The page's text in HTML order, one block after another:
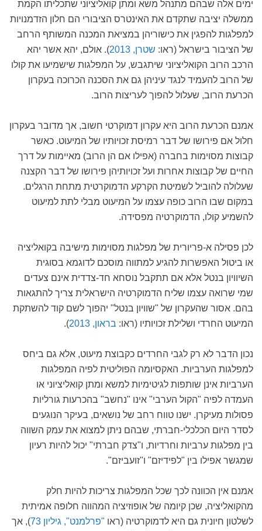
ימים אלה שבהם מתנהל משא ומתן קואליציוני שתכליתו הקמת
ממשלה יציבה שתקדם את האינטרס הציבורי הם חלון הזדמנויות
למפלגות להפגין את כישוריהן במציאת המכנה המשותף הרחב
של הציבור בישראל (ראו: שטרן, 2013
). אולם, יהא אשר יהא
הרכב הרוב הקואליציוני שיתגבש, על המפלגות שישמיעו את קולו
של הרוב להעמיד לנגד עיניהן גם את הסכנה הכרוכה בעקרון
הכרעת הרוב, שעלול להפוך לעריצות הרוב.
אמנם הכרעת הרוב היא עקרון דמוקרטי חשוב, אך מדובר בעקרון
חלול אם פירושו של דבר רמיסת זכויותיו של המיעוט. כאשר
קבוצות מסוימות בחברה (אפילו אם הן הרוב) מאיימות על דרך
החיים של קבוצות אחרות ועל זכויותיהן פירושו של דבר הקצנה
שעלולה להוביל לשמיטת הקרקע הדמוקרטית מתחת הרגלים.
במקום שבו הרוב כופה עצמו על המיעוט מבלי לתת למיעוט
להשמיע קולו, הדמוקרטיה מפסידה.
לכן פסילה א-פריורית של מפלגות מסוימות מישיבה בקואליציה
או ביטול האפשרות להגיע למתווה מוסכם לדוגמא בסוגית
השיוויון בנטל אלא אם תתקבל נוסחא חד-צדדית אינם צעדים
שמי שרואה עצמו שליח הדמוקרטיה הישראלית צריך להתגאות
בהם. אסור שהעקרון של "שוויון בנטל" יהפוך לשם קוד להשתקת
המיעוט החרדי ושלילת זכויותיו (ראו: בראון, 2013 ).
נכון הדבר לא רק לגבי החרדים כקבוצת מיעוט, אלא גם ביחס
למפלגות הערביות. האקסיומה הפוליטית לפיה המפלגות
הערביות אינן שותפות לגיטימיות למשא ומתן קואליציוני או
העמדה לפיה "הקול הערבי" אינו "נחשב" בהכרעות גורליות
פסולות מעיקרן. ישנו טווח רחב של נושאים, בעיקר הנוגעים
לסדר היום הכלכלי-חברתי, שבהם ניתן למצוא את עמק השווה
בין מפלגות ערביות וחרדיות, ו"צדק חברתי" יכול להיות רעיון
שמגשר אפילו בין "לפידיזם" ו"זועביזם".
אמנם אין הכוונה לכך שכל המפלגות צריכות להיות חלק
מהקואליציה, שכן קיומה של אופוזיציה המהווה חלופה אמיתית
לשלטון חיונית גם היא לדמוקרטיה (ראו "פרלמנט", גיליון 73
), אך